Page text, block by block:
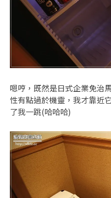
嗯哼，既然是日式企業免治
性有點過於機靈，我才靠近
了我一跳(哈哈哈)